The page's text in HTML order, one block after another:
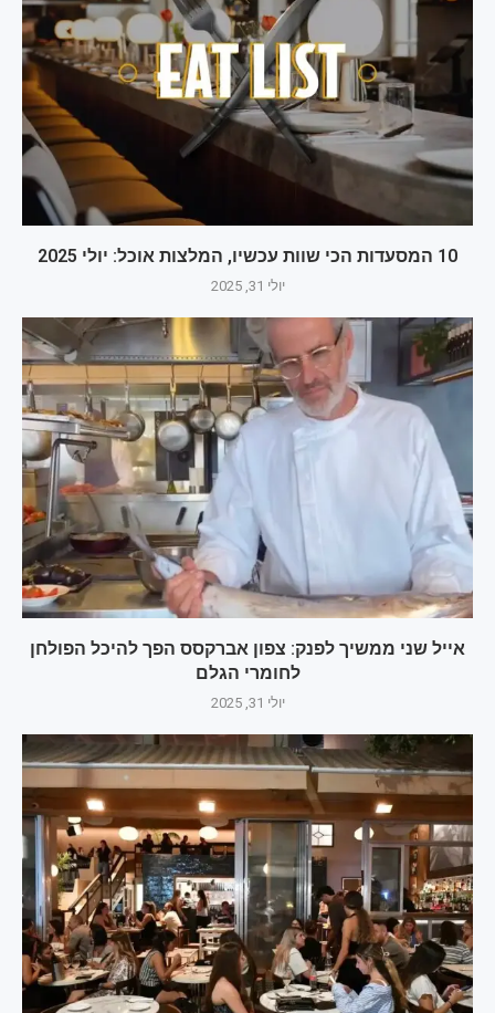
10 המסעדות הכי שוות עכשיו, המלצות אוכל: יולי 2025
יולי 31, 2025
אייל שני ממשיך לפנק: צפון אברקסס הפך להיכל הפולחן
לחומרי הגלם
יולי 31, 2025